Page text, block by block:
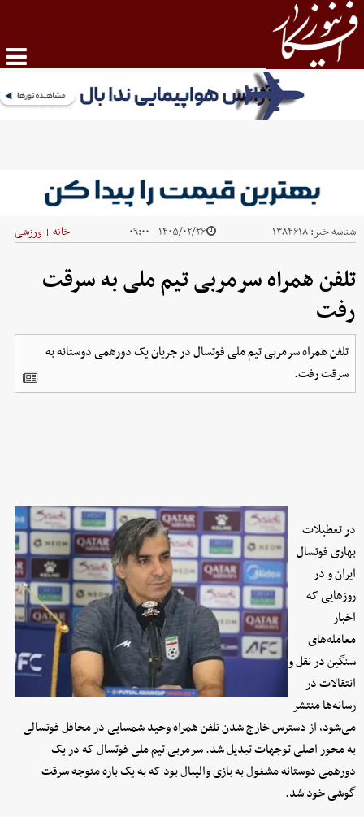
شناسه خبر:۱۳۸۴۶۱۸ ۱۴۰۵/۰۲/۲۶ - ۰۹:۰۰ خانه | ورزشی
تلفن همراه سرمربی تیم ملی به سرقت
رفت
تلفن همراه سرمربی تیم ملی فوتسال در جریان یک دورهمی دوستانه به
سرقت رفت.
در تعطیلات
بهاری فوتسال
ایران و در
روزهایی که
اخبار
معامله‌های
سنگین در نقل و
انتقالات در
رسانه‌ها منتشر
می‌شود، از دسترس خارج شدن تلفن همراه وحید شمسایی در محافل فوتسالی
به محور اصلی توجهات تبدیل شد. سرمربی تیم ملی فوتسال که در یک
دورهمی دوستانه مشغول به بازی والیبال بود که به یک باره متوجه سرقت
گوشی خود شد.